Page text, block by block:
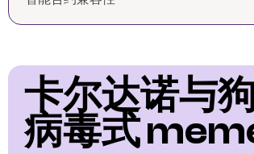
卡尔达诺与
病毒式